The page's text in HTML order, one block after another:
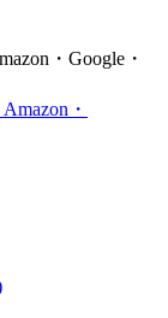
・Google・